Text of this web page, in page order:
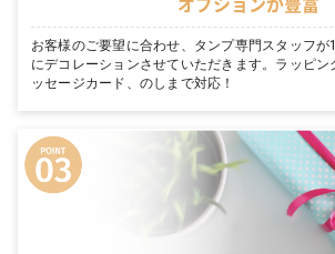
お客様のご要望に合わせ、タンプ専門スタッフ
にデコレーションさせていただきます。ラッピン
ッセージカード、のしまで対応！